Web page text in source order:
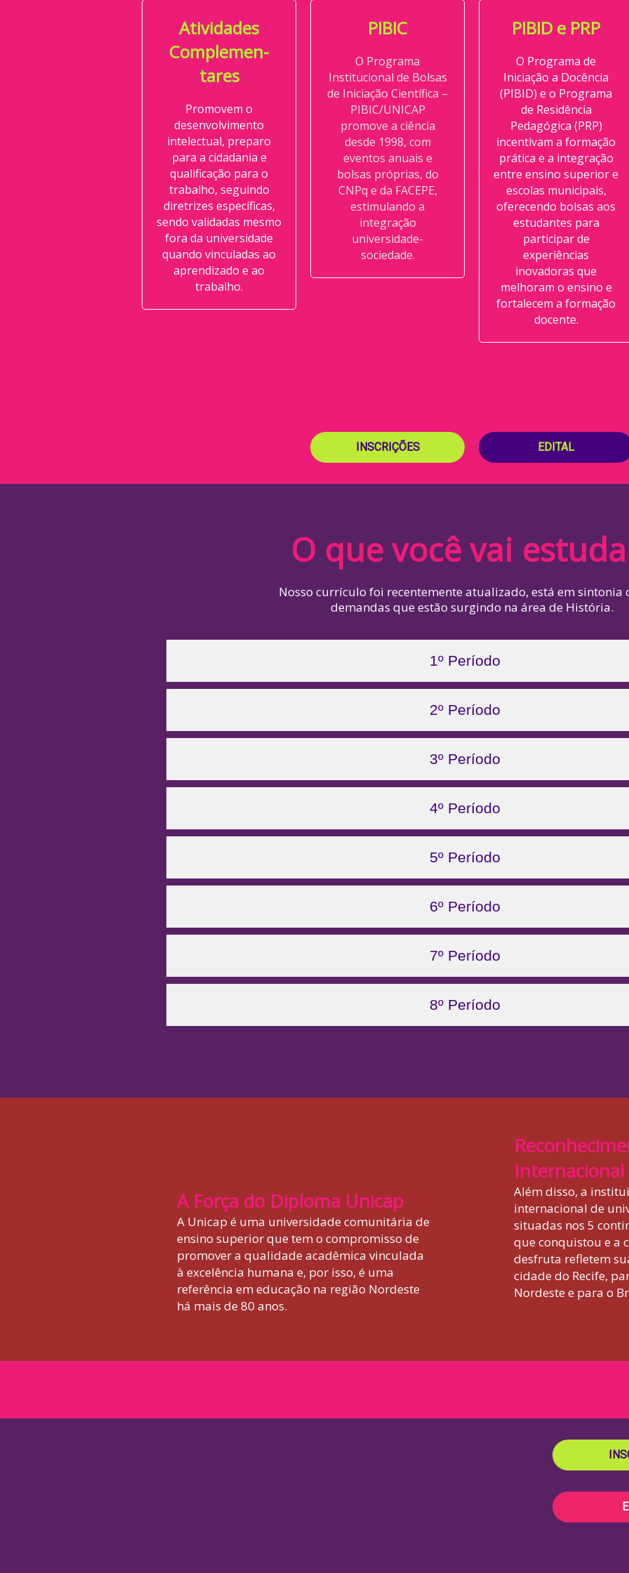
Atividades
Complemen-
tares
Promovem o
desenvolvimento
intelectual, preparo
para a cidadania e
qualificação para o
trabalho, seguindo
diretrizes específicas,
sendo validadas mesmo
fora da universidade
quando vinculadas ao
aprendizado e ao
trabalho.
PIBIC
O Programa
Institucional de Bolsas
de Iniciação Científica –
PIBIC/UNICAP
promove a ciência
desde 1998, com
eventos anuais e
bolsas próprias, do
CNPq e da FACEPE,
estimulando a
integração
universidade-
sociedade.
PIBID e PRP
O Programa de
Iniciação a Docência
(PIBID) e o Programa
de Residência
Pedagógica (PRP)
incentivam a formação
prática e a integração
entre ensino superior e
escolas municipais,
oferecendo bolsas aos
estudantes para
participar de
experiências
inovadoras que
melhoram o ensino e
fortalecem a formação
docente.
INSCRIÇÕES EDITAL
O que você vai
Nosso currículo foi recentemente atualizado, está em sintonia
demandas que estão surgindo na área de História.
1º Período
2º Período
3º Período
4º Período
5º Período
6º Período
7º Período
8º Período
A Força do Diploma Unicap
A Unicap é uma universidade comunitária de
ensino superior que tem o compromisso de
promover a qualidade acadêmica vinculada
à excelência humana e, por isso, é uma
referência em educação na região Nordeste
há mais de 80 anos.
Internacional
Além disso, a
internacional de
situadas nos 5
que conquistou e a
desfruta refletem
cidade do Recife,
Nordeste e para o